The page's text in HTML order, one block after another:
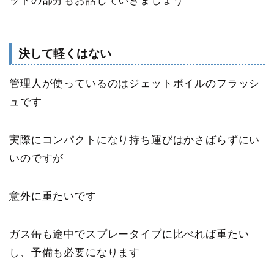
決して軽くはない
管理人が使っているのはジェットボイルのフラッシ
ュです
実際にコンパクトになり持ち運びはかさばらずにい
いのですが
意外に重たいです
ガス缶も途中でスプレータイプに比べれば重たい
し、予備も必要になります